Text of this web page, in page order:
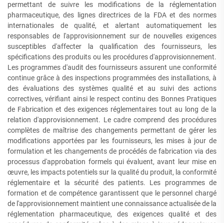
permettant de suivre les modifications de la réglementation
pharmaceutique, des lignes directrices de la FDA et des normes
internationales de qualité, et alertant automatiquement les
responsables de l'approvisionnement sur de nouvelles exigences
susceptibles d'affecter la qualification des fournisseurs, les
spécifications des produits ou les procédures d'approvisionnement.
Les programmes d'audit des fournisseurs assurent une conformité
continue grâce à des inspections programmées des installations, à
des évaluations des systèmes qualité et au suivi des actions
correctives, vérifiant ainsi le respect continu des Bonnes Pratiques
de Fabrication et des exigences réglementaires tout au long de la
relation d'approvisionnement. Le cadre comprend des procédures
complètes de maîtrise des changements permettant de gérer les
modifications apportées par les fournisseurs, les mises à jour de
formulation et les changements de procédés de fabrication via des
processus d'approbation formels qui évaluent, avant leur mise en
œuvre, les impacts potentiels sur la qualité du produit, la conformité
réglementaire et la sécurité des patients. Les programmes de
formation et de compétence garantissent que le personnel chargé
de l'approvisionnement maintient une connaissance actualisée de la
réglementation pharmaceutique, des exigences qualité et des